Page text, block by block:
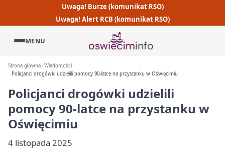
Uwaga! Burze (komunikat RSO)
Uwaga! Alert RCB (komunikat RSO)
MENU
Strona główna Wiadomości
Policjanci drogówki udzielili pomocy 90-latce na przystanku w Oświęcimiu
Policjanci drogówki udzielili
pomocy 90-latce na przystanku w
Oświęcimiu
4 listopada 2025